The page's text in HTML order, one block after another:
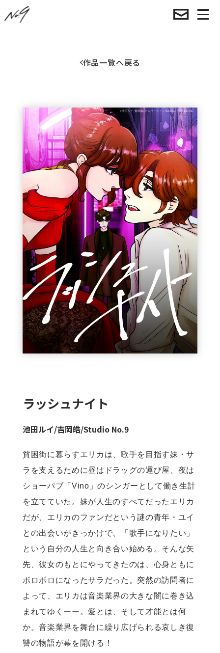
作品一覧へ戻る
ラッシュナイト
池田ルイ/吉岡皓/Studio No.9
貧困街に暮らすエリカは、歌手を目指す妹・サ
ラを支えるために昼はドラッグの運び屋、夜は
ショーパブ「Vino」のシンガーとして働き生計
を立てていた。妹が人生のすべてだったエリカ
だが、エリカのファンだという謎の青年・ユイ
との出会いがきっかけで、「歌手になりたい」
という自分の人生と向き合い始める。そんな矢
先、彼女のもとにやってきたのは、心身ともに
ボロボロになったサラだった。突然の訪問者に
よって、エリカは音楽業界の大きな闇に巻き込
まれてゆくーー。愛とは、そして才能とは何
か。音楽業界を舞台に繰り広げられる哀しき復
讐の物語が幕を開ける！